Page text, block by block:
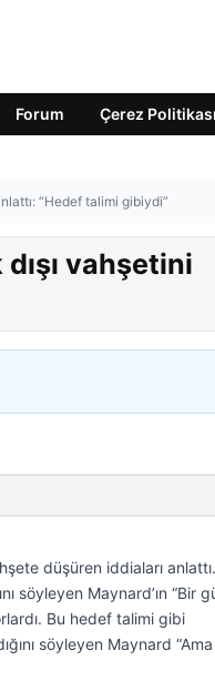
Forum Çerez Politikası
“Hedef talimi gibiydi”
vahşetini
düşüren iddiaları anlattı.
söyleyen Maynard’ın “Bir
Bu hedef talimi gibi
söyleyen Maynard